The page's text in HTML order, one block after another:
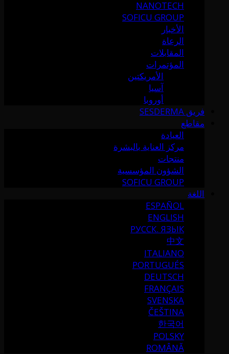
NANOTECH
SOFICU GROUP
الأخبار
الرعاة
المقابلات
المؤتمرات
الأمريكتين
آسيا
أوروبا
فريق SESDERMA
مقاطع
العيادة
مركز العناية بالبشرة
منتجات
الشؤون المؤسسية
SOFICU GROUP
اللغة
ESPAÑOL
ENGLISH
РУССК. ЯЗЫК
中文
ITALIANO
PORTUGUÉS
DEUTSCH
FRANÇAIS
SVENSKA
ČEŠTINA
한국어
POLSKY
ROMÂNĂ